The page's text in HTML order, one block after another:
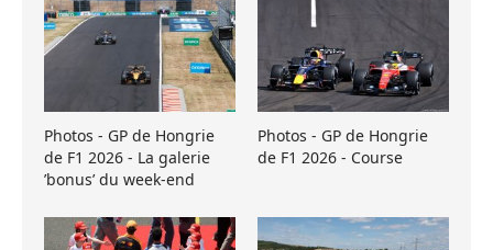
Photos - GP de Hongrie
de F1 2026 - La galerie
’bonus’ du week-end
Photos - GP de Hongrie
de F1 2026 - Course